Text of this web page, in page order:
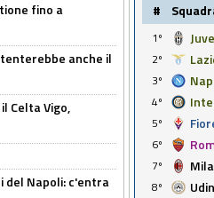
fino a
anche il
Celta Vigo,
del Napoli: c'entra
#
1º
2º
3º
4º
5º
6º
7º
8º